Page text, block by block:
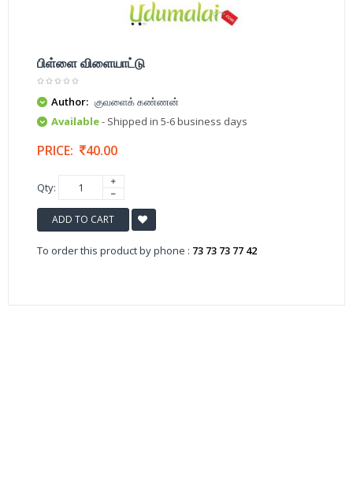
பிள்ளை விளையாட்டு
Author: குவளைக் கண்ணன்
Available- Shipped in 5-6 business days
PRICE: 40.00
Qty:
ADD TO CART
To order this product by phone : 73 73 73 77 42